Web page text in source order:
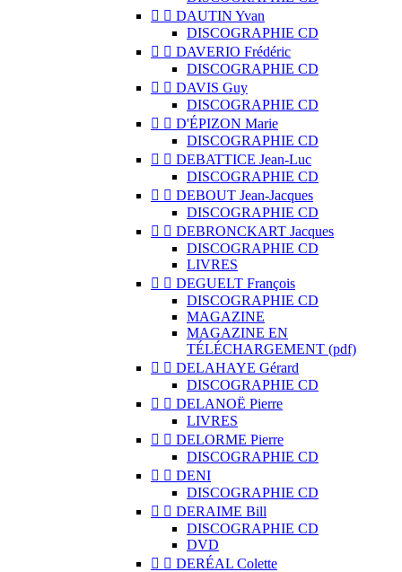
  DAUTIN Yvan
DISCOGRAPHIE CD
  DAVERIO Frédéric
DISCOGRAPHIE CD
  DAVIS Guy
DISCOGRAPHIE CD
  D'ÉPIZON Marie
DISCOGRAPHIE CD
  DEBATTICE Jean-Luc
DISCOGRAPHIE CD
  DEBOUT Jean-Jacques
DISCOGRAPHIE CD
  DEBRONCKART Jacques
DISCOGRAPHIE CD
LIVRES
  DEGUELT François
DISCOGRAPHIE CD
MAGAZINE
MAGAZINE EN
TÉLÉCHARGEMENT (pdf)
  DELAHAYE Gérard
DISCOGRAPHIE CD
  DELANOË Pierre
LIVRES
  DELORME Pierre
DISCOGRAPHIE CD
  DENI
DISCOGRAPHIE CD
  DERAIME Bill
DISCOGRAPHIE CD
DVD
  DERÉAL Colette